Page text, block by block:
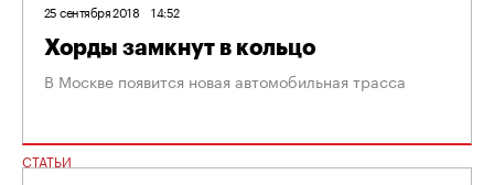
25 сентября 2018 14:52
Хорды замкнут в кольцо
В Москве появится новая автомобильная трасса
СТАТЬИ